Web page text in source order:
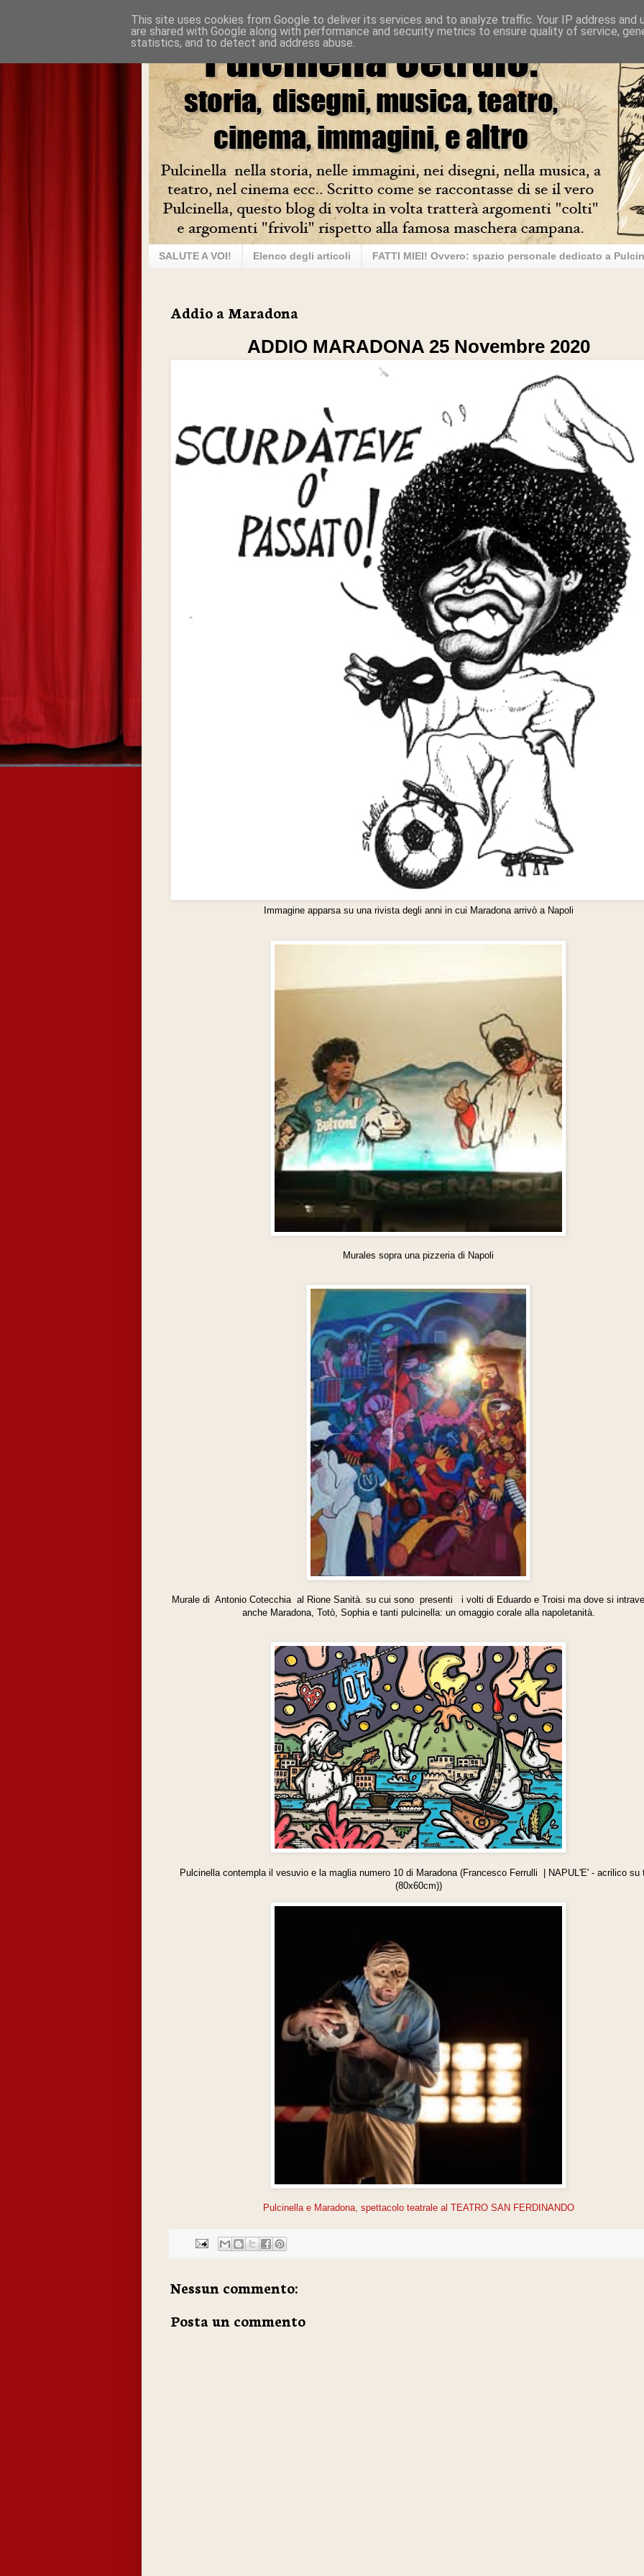
SALUTE A VOI! Elenco degli articoli FATTI MIEI! Ovvero: spazio personale dedicato a
Addio a Maradona
ADDIO MARADONA 25 Novembre 2020
Immagine apparsa su una rivista degli anni in cui Maradona arrivò a Napoli
Murales sopra una pizzeria di Napoli
Murale di Antonio Cotecchia al Rione Sanità. su cui sono presenti i volti di Eduardo e Troisi ma dove si
anche Maradona, Totò, Sophia e tanti pulcinella: un omaggio corale alla napoletanità.
Pulcinella contempla il vesuvio e la maglia numero 10 di Maradona (Francesco Ferrulli | NAPUL'E' - acrilico su
(80x60cm))
Pulcinella e Maradona, spettacolo teatrale al TEATRO SAN FERDINANDO
Nessun commento:
Posta un commento
This site uses cookies from Google to deliver its services and to analyze traffic. Your IP address and
are shared with Google along with performance and security metrics to ensure quality of service,
statistics, and to detect and address abuse.